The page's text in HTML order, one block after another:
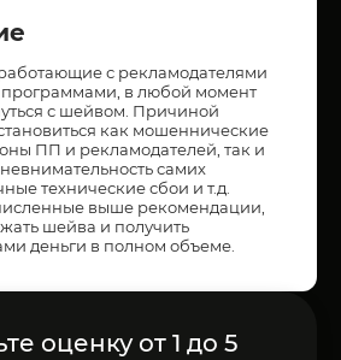
с рекламодателями
в любой момент
с шейвом. Причиной
как мошеннические
ПП и рекламодателей, так и
самих
технические сбои и т.д.
выше рекомендации,
шейва и получить
деньги в полном объеме.
оценку от 1 до 5